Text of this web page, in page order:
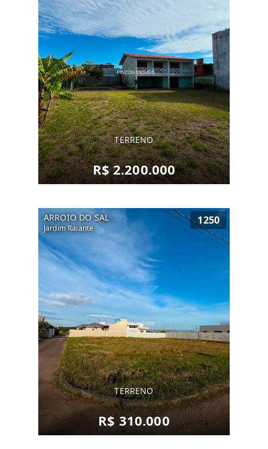
TERRENO
R$ 2.200.000
ARROIO DO SAL
Jardim Raiante
1250
TERRENO
R$ 310.000